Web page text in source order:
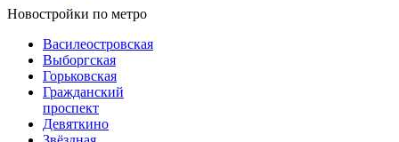
Новостройки по метро
Василеостровская
Выборгская
Горьковская
Гражданский
проспект
Девяткино